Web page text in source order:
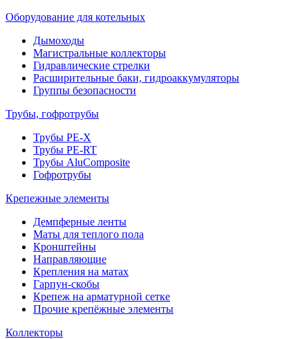
Оборудование для котельных
Дымоходы
Магистральные коллекторы
Гидравлические стрелки
Расширительные баки, гидроаккумуляторы
Группы безопасности
Трубы, гофротрубы
Трубы PE-X
Трубы PE-RT
Трубы AluComposite
Гофротрубы
Крепежные элементы
Демпферные ленты
Маты для теплого пола
Кронштейны
Направляющие
Крепления на матах
Гарпун-скобы
Крепеж на арматурной сетке
Прочие крепёжные элементы
Коллекторы